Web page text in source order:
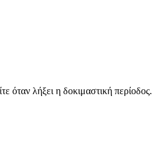
όταν λήξει η δοκιμαστική περίοδος.